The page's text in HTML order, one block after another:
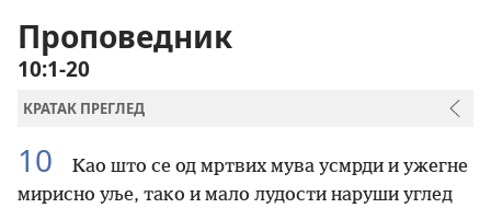
Проповедник
10:1-20
КРАТАК ПРЕГЛЕД
10
Као што се од мртвих мува усмрди и ужегне
мирисно уље, тако и мало лудости наруши углед